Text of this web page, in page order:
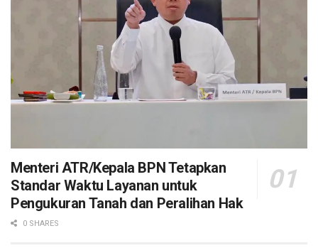
Menteri ATR/Kepala BPN Tetapkan
Standar Waktu Layanan untuk
Pengukuran Tanah dan Peralihan Hak
0 SHARES